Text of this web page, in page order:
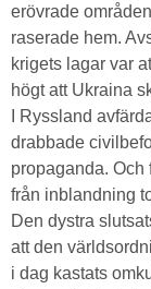
erövrade
raserade hem.
krigets lagar var
högt att Ukraina
I Ryssland
drabbade
propaganda. Och
från inblandning
Den dystra
att den
i dag kastats